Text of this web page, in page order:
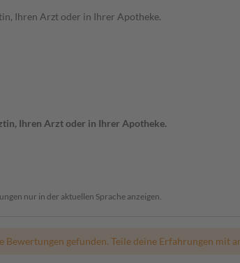
Ihren Arzt oder in Ihrer Apotheke.
Ihren Arzt oder in Ihrer Apotheke.
nur in der aktuellen Sprache anzeigen.
Bewertungen gefunden. Teile deine Erfahrungen mit